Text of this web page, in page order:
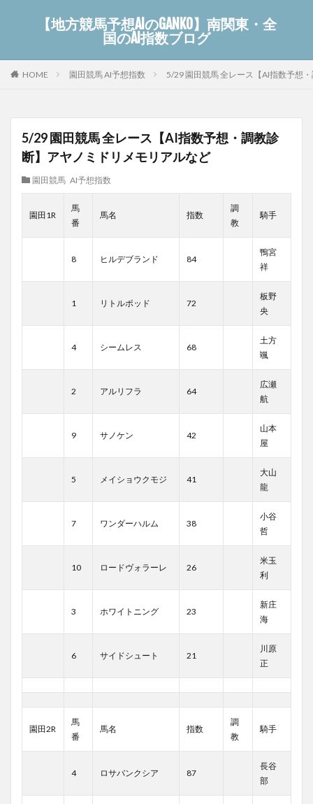
【地方競馬予想AIのGANKO】南関東・全
国のAI指数ブログ
HOME 園田競馬 AI予想指数 5/29 園田競馬 全レース【AI指数予想
5/29 園田競馬 全レース【AI指数予想・調教診
断】アヤノミドリメモリアルなど
園田競馬 AI予想指数
園田1R
馬
番
馬名 指数
調
教
騎手
8 ヒルデブランド 84
鴨宮
祥
1 リトルポッド 72
板野
央
4 シームレス 68
土方
颯
2 アルリフラ 64
広瀬
航
9 サノケン 42
山本
屋
5 メイショウクモジ 41
大山
龍
7 ワンダーハルム 38
小谷
哲
10 ロードヴォラーレ 26
米玉
利
3 ホワイトニング 23
新庄
海
6 サイドシュート 21
川原
正
園田2R
馬
番
馬名 指数
調
教
騎手
4 ロサバンクシア 87
長谷
部